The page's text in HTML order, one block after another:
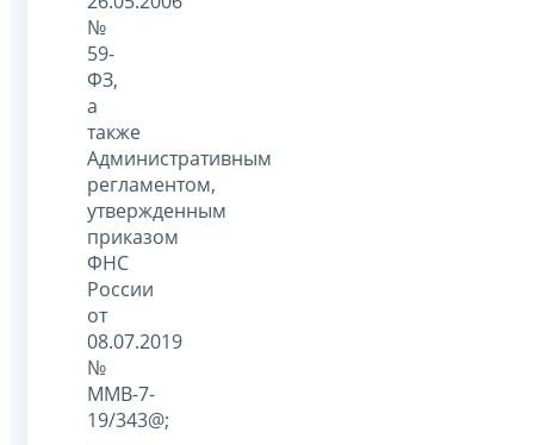
№
59-
ФЗ,
а
также
Административным
регламентом,
утвержденным
приказом
ФНС
России
от
08.07.2019
№
ММВ-7-
19/343@;